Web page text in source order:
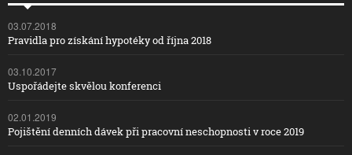
03.07.2018
Pravidla pro získání hypotéky od října 2018
03.10.2017
Uspořádejte skvělou konferenci
02.01.2019
Pojištění denních dávek při pracovní neschopnosti v roce 2019